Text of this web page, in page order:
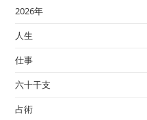
2026年
人生
仕事
六十干支
占術